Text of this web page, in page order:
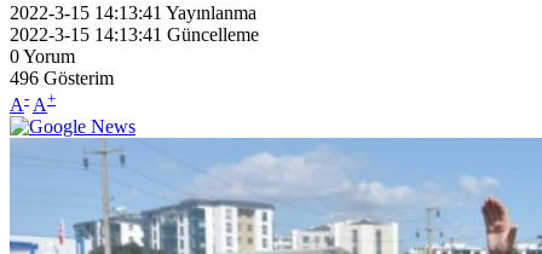
2022-3-15 14:13:41 Yayınlanma
2022-3-15 14:13:41 Güncelleme
0Yorum
496 Gösterim
A- A+